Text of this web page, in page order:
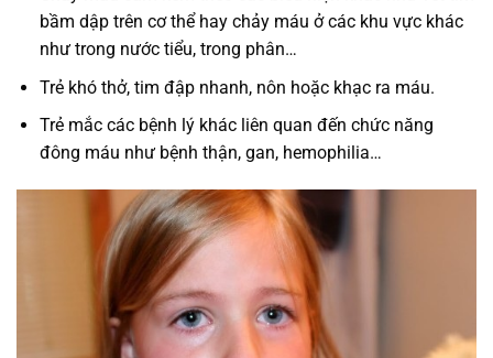
bầm dập trên cơ thể hay chảy máu ở các khu vực khác
như trong nước tiểu, trong phân…
Trẻ khó thở, tim đập nhanh, nôn hoặc khạc ra máu.
Trẻ mắc các bệnh lý khác liên quan đến chức năng
đông máu như bệnh thận, gan, hemophilia…